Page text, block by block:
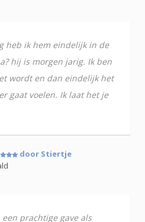
heb ik hem eindelijk in de
hij is morgen jarig. Ik ben
wordt en dan eindelijk het
gaat voelen. Ik laat het je
door Stiertje
prachtige gave als